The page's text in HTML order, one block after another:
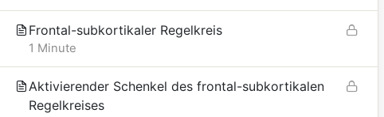
Frontal-subkortikaler Regelkreis
1 Minute
Aktivierender Schenkel des frontal-subkortikalen
Regelkreises